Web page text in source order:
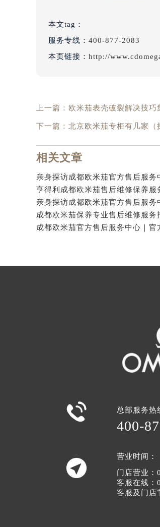
本文tag：
服务专线： 400-877-2083
本页链接： http://
上一篇： 欧米茄表壳破裂解决技巧
下一篇： 北京欧米茄专柜有几家（
相关文章
 总部服务热
400-

营业时间：
门店营业：
客服在线：
客服及门店